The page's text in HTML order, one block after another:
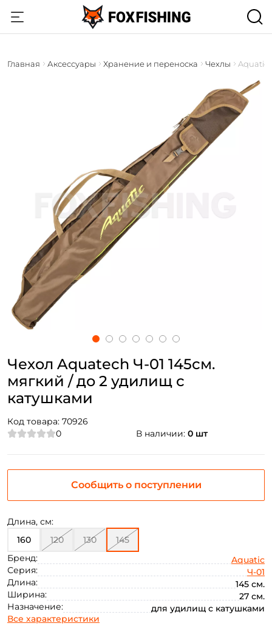
Главная Аксессуары Хранение и переноска Чехлы Aquatic
Чехол Aquatech Ч-01 145см.
мягкий / до 2 удилищ с
катушками
Код товара: 70926
0
В наличии: 0 шт
Длина, см:
160
120 130
145
Бренд:
Aquatic
Серия:
Ч-01
Длина:
145 см.
Ширина:
27 см.
Назначение:
для удилищ с катушками
Все характеристики
Сообщить о поступлении